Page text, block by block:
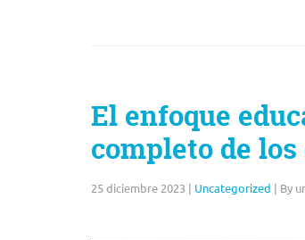
El enfoque
completo de
25 diciembre 2023 | Uncategorized | By